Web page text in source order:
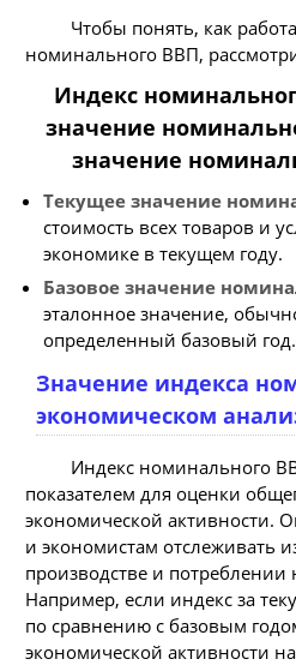
Чтобы понять, как
номинального ВВП,
Индекс
значение
значение
Текущее значение
стоимость всех товаров и
экономике в текущем году.
Базовое значение
эталонное значение,
определенный базовый год.
Значение индекса
экономическом
Индекс номинального
показателем для оценки
экономической активности.
и экономистам отслеживать
производстве и потреблении
Например, если индекс за
по сравнению с базовым
экономической активности